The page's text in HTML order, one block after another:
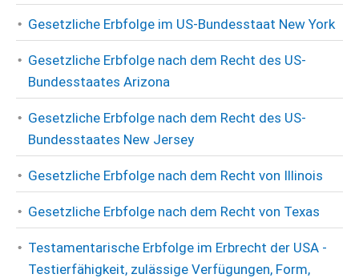
Gesetzliche Erbfolge im US-Bundesstaat New York
Gesetzliche Erbfolge nach dem Recht des US-
Bundesstaates Arizona
Gesetzliche Erbfolge nach dem Recht des US-
Bundesstaates New Jersey
Gesetzliche Erbfolge nach dem Recht von Illinois
Gesetzliche Erbfolge nach dem Recht von Texas
Testamentarische Erbfolge im Erbrecht der USA -
Testierfähigkeit, zulässige Verfügungen, Form,